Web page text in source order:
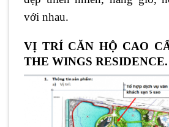
với nhau.
VỊ TRÍ CĂN HỘ CAO
THE WINGS RESIDENCE.